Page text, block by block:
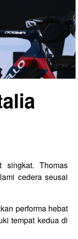
singkat. Thomas
cedera seusai
performa hebat
tempat kedua di